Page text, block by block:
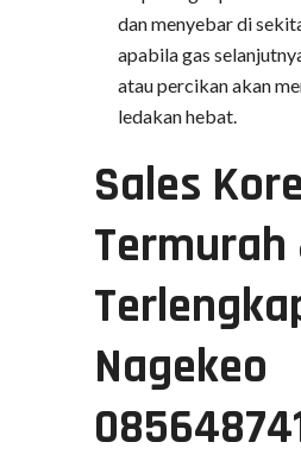
dan menyebar di
apabila gas
atau percikan akan
ledakan hebat.
Sales
Termurah
Nagekeo